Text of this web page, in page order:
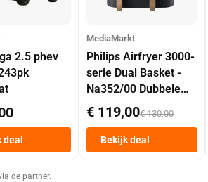
2.5 phev
MediaMarkt
Philips Airfryer 3000-
serie Dual Basket -
Na352/00 Dubbele
Mand 9 L Tot 6
Personen
Heteluchtfriteuse
Zwart
€ 119,00€ 130,00
Bekijk deal
de partner.